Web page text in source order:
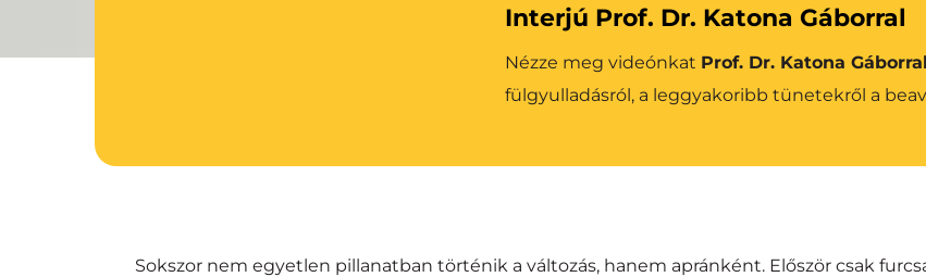
Interjú Prof. Dr. Katona Gáborral
Nézze meg videónkat Prof. Dr. Katona Gáborral
fülgyulladásról, a leggyakoribb tünetekről a
Sokszor nem egyetlen pillanatban történik a változás, hanem apránként. Először csak